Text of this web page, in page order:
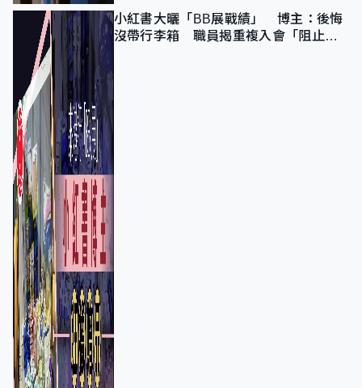
小紅書大曬「BB展戰績」 博主：後悔
沒帶行李箱 職員揭重複入會「阻止唔